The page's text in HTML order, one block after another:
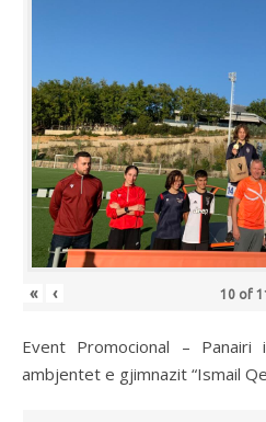
« ‹ 10of 11
Event Promocional –
ambjentet e gjimnazit “Ismail